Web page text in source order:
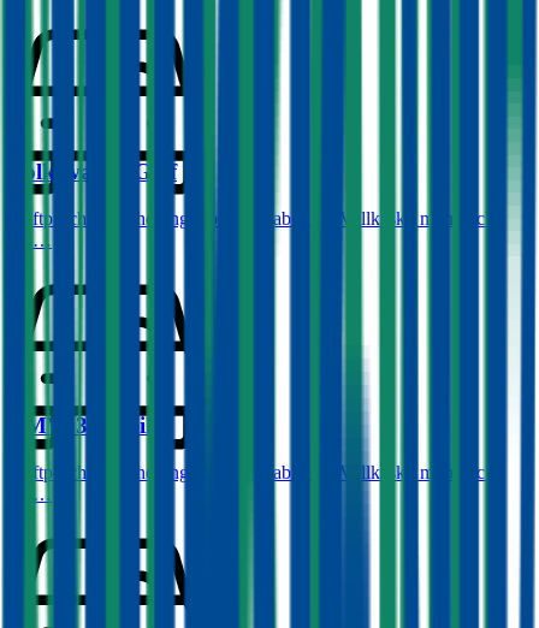
Volkswagen Golf
Haftpflichtversicherung monatlich ab
Vollkasko monatlich
ab …
BMW 3er-Reihe
Haftpflichtversicherung monatlich ab
Vollkasko monatlich
ab …